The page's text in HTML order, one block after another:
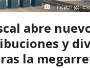
Imagen
abre
y
la